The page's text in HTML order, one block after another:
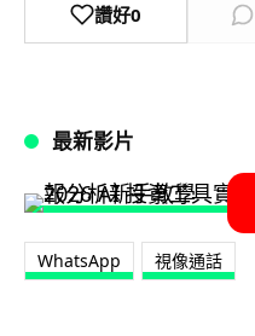
讚好0
最新影片
WhatsApp 視像通話